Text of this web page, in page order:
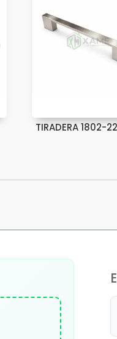
TIRADERA 1802-